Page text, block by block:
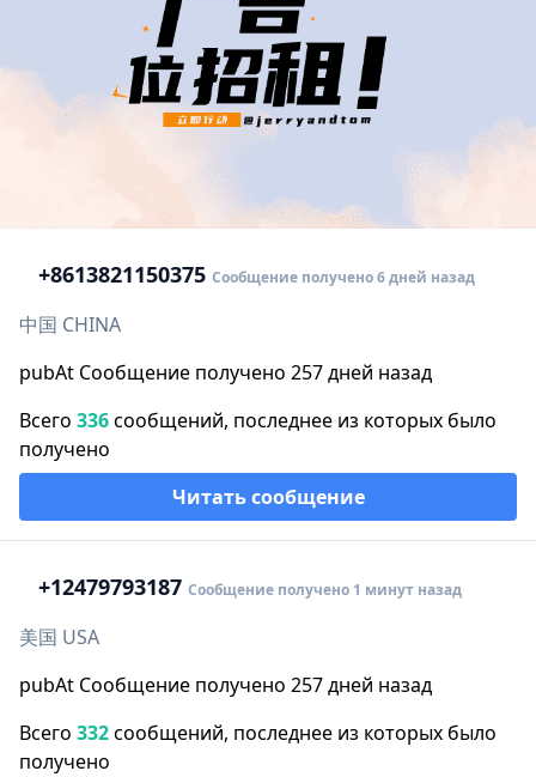
+8613821150375 Сообщение получено 6 дней назад
中国 CHINA
pubAt Сообщение получено 257 дней назад
Всего 336сообщений, последнее из которых было
получено
Читать сообщение
+12479793187 Сообщение получено 1 минут назад
美国 USA
pubAt Сообщение получено 257 дней назад
Всего 332сообщений, последнее из которых было
получено